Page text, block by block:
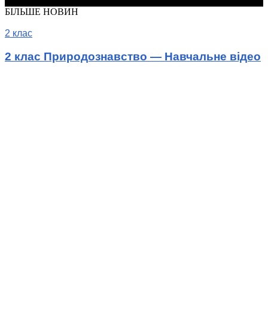
БІЛЬШЕ НОВИН
2 клас
2 клас Природознавство — Навчальне відео